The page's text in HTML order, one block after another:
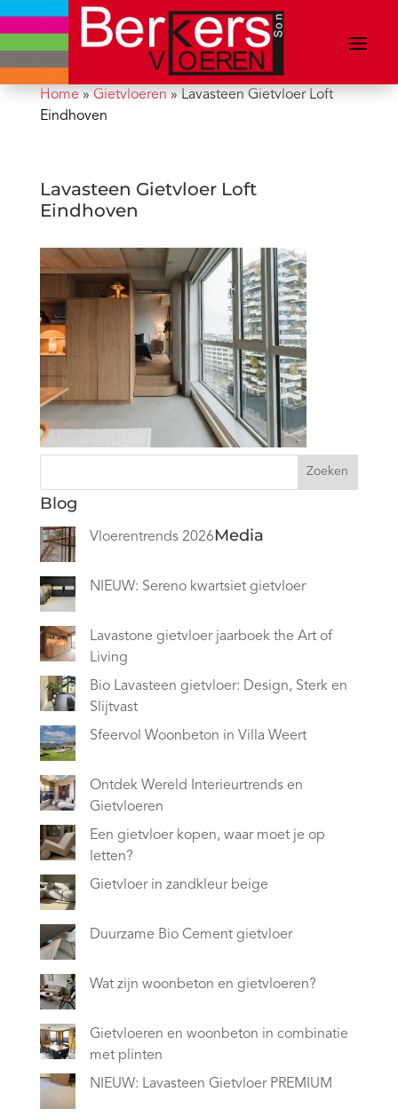
Home» Gietvloeren » Lavasteen Gietvloer Loft
Eindhoven
Lavasteen Gietvloer Loft
Eindhoven
Zoeken
Blog
Vloerentrends 2026
NIEUW: Sereno kwartsiet gietvloer
Lavastone gietvloer jaarboek the Art of
Living
Bio Lavasteen gietvloer: Design, Sterk en
Slijtvast
Sfeervol Woonbeton in Villa Weert
Ontdek Wereld Interieurtrends en
Gietvloeren
Een gietvloer kopen, waar moet je op
letten?
Gietvloer in zandkleur beige
Duurzame Bio Cement gietvloer
Wat zijn woonbeton en gietvloeren?
Gietvloeren en woonbeton in combinatie
met plinten
NIEUW: Lavasteen Gietvloer PREMIUM
Media